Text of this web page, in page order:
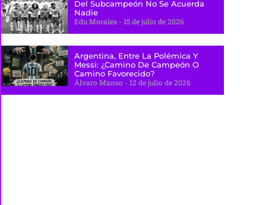
Del Subcampeón No Se Acuerda
Nadie
Edu Morales
15 de julio de 2026
Argentina, Entre La Polémica Y
Messi: ¿camino De Campeón O
Camino Favorecido?
Álvaro Manso
12 de julio de 2026